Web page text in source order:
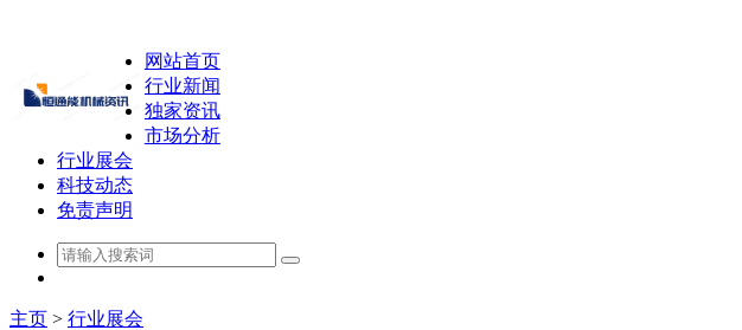
网站首页
行业新闻
独家资讯
市场分析
行业展会
科技动态
免责声明
主页 > 行业展会